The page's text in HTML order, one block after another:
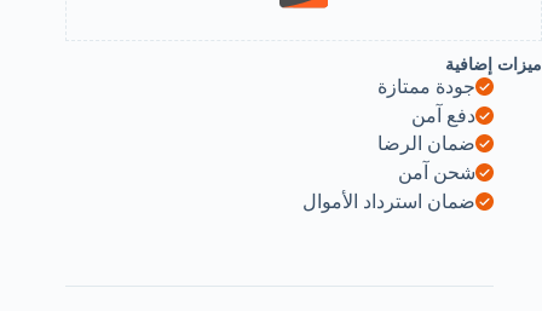
B0BW9JXCNC
ميزات إضافية
جودة ممتازة
دفع آمن
ضمان الرضا
شحن آمن
ضمان استرداد الأموال